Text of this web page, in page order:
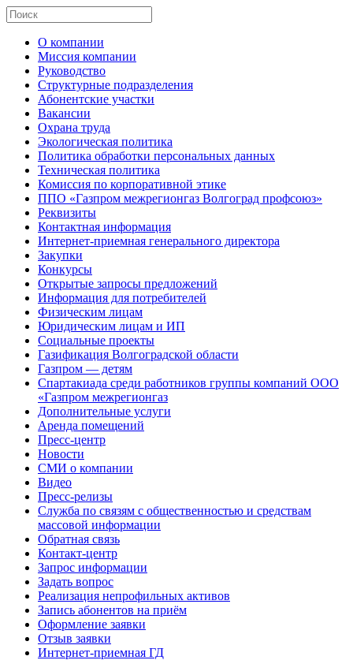
О компании
Миссия компании
Руководство
Структурные подразделения
Абонентские участки
Вакансии
Охрана труда
Экологическая политика
Политика обработки персональных данных
Техническая политика
Комиссия по корпоративной этике
ППО «Газпром межрегионгаз Волгоград профсоюз»
Реквизиты
Контактная информация
Интернет-приемная генерального директора
Закупки
Конкурсы
Открытые запросы предложений
Информация для потребителей
Физическим лицам
Юридическим лицам и ИП
Социальные проекты
Газификация Волгоградской области
Газпром — детям
Спартакиада среди работников группы компаний ООО
«Газпром межрегионгаз
Дополнительные услуги
Аренда помещений
Пресс-центр
Новости
СМИ о компании
Видео
Пресс-релизы
Служба по связям с общественностью и средствам
массовой информации
Обратная связь
Контакт-центр
Запрос информации
Задать вопрос
Реализация непрофильных активов
Запись абонентов на приём
Оформление заявки
Отзыв заявки
Интернет-приемная ГД